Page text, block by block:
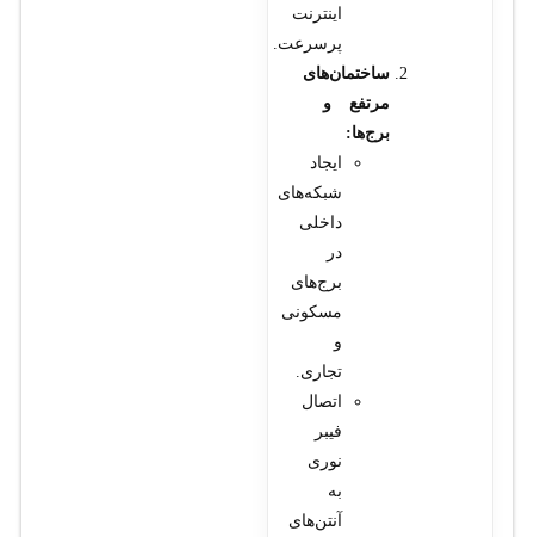
اینترنت
پرسرعت.
ساختمان‌های
مرتفع و
برج‌ها:
ایجاد
شبکه‌های
داخلی
در
برج‌های
مسکونی
و
تجاری.
اتصال
فیبر
نوری
به
آنتن‌های